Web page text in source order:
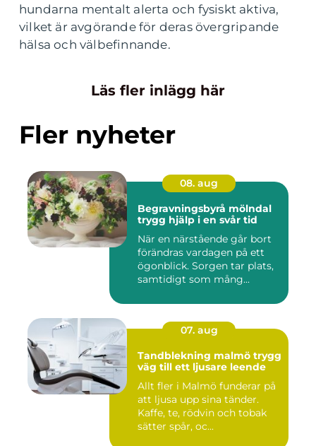
hundarna mentalt alerta och fysiskt aktiva,
vilket är avgörande för deras övergripande
hälsa och välbefinnande.
Läs fler inlägg här
Fler nyheter
08. aug
Begravningsbyrå mölndal
trygg hjälp i en svår tid
När en närstående går bort
förändras vardagen på ett
ögonblick. Sorgen tar plats,
samtidigt som mång...
07. aug
Tandblekning malmö trygg
väg till ett ljusare leende
Allt fler i Malmö funderar på
att ljusa upp sina tänder.
Kaffe, te, rödvin och tobak
sätter spår, oc...